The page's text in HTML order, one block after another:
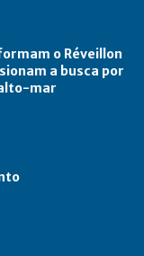
o Réveillon
a busca por
mar